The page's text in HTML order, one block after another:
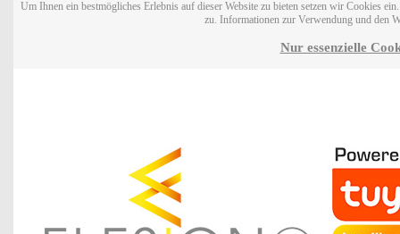
Um Ihnen ein bestmögliches Erlebnis auf dieser Website zu bieten setzen wir Cookies
zu. Informationen zur Verwendung und den
Nur essenzielle